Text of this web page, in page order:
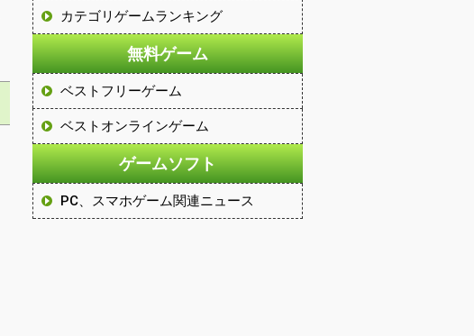
カテゴリゲームランキング
無料ゲーム
ベストフリーゲーム
ベストオンラインゲーム
ゲームソフト
PC、スマホゲーム関連ニュース